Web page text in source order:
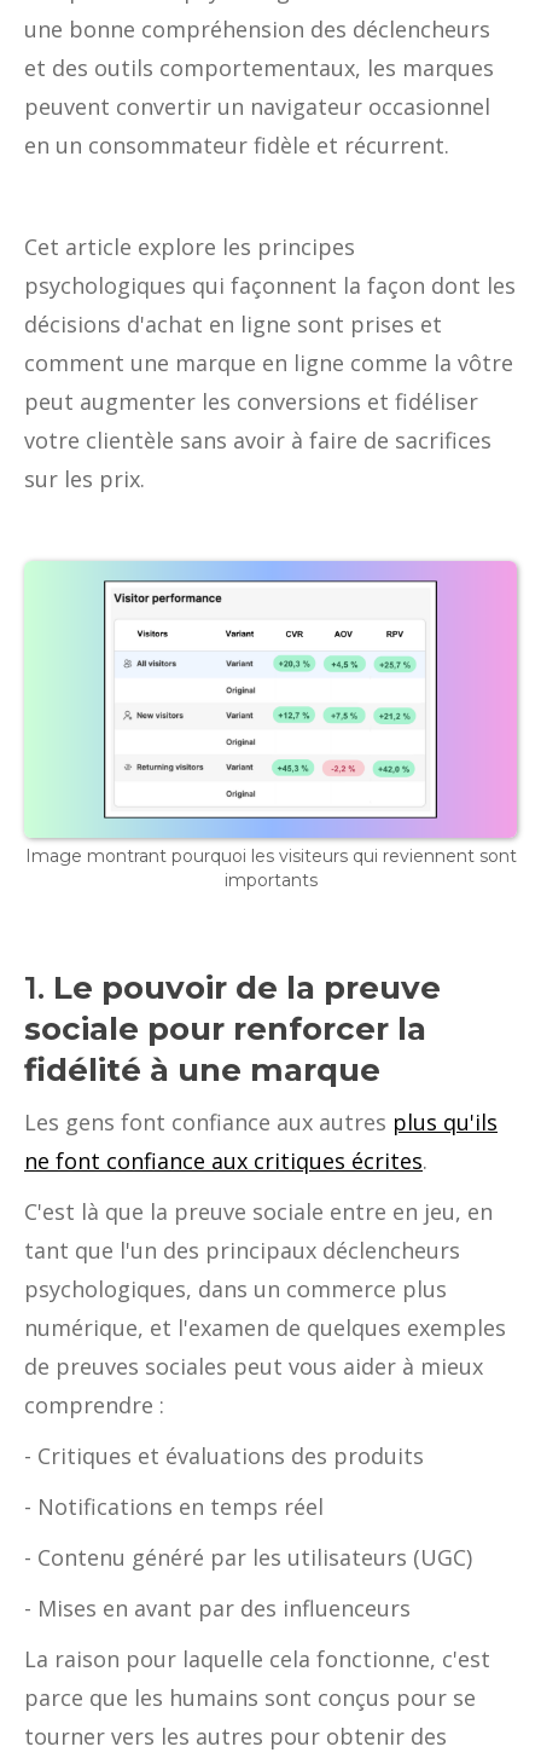
une bonne compréhension des déclencheurs
et des outils comportementaux, les marques
peuvent convertir un navigateur occasionnel
en un consommateur fidèle et récurrent.
Cet article explore les principes
psychologiques qui façonnent la façon dont les
décisions d'achat en ligne sont prises et
comment une marque en ligne comme la vôtre
peut augmenter les conversions et fidéliser
votre clientèle sans avoir à faire de sacrifices
sur les prix.
Image montrant pourquoi les visiteurs qui reviennent sont
importants
1. Le pouvoir de la preuve
sociale pour renforcer la
fidélité à une marque
Les gens font confiance aux autres plus qu'ils
ne font confiance aux critiques écrites.
C'est là que la preuve sociale entre en jeu, en
tant que l'un des principaux déclencheurs
psychologiques, dans un commerce plus
numérique, et l'examen de quelques exemples
de preuves sociales peut vous aider à mieux
comprendre :
- Critiques et évaluations des produits
- Notifications en temps réel
- Contenu généré par les utilisateurs (UGC)
- Mises en avant par des influenceurs
La raison pour laquelle cela fonctionne, c'est
parce que les humains sont conçus pour se
tourner vers les autres pour obtenir des